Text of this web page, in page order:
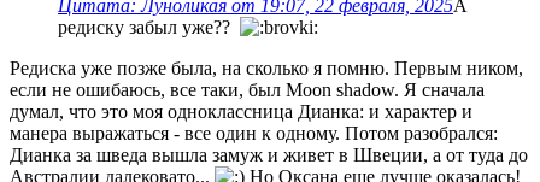
Цитата: Луноликая от 19:07, 22 февраля, 2025А
редиску забыл уже??
Редиска уже позже была, на сколько я помню. Первым ником,
если не ошибаюсь, все таки, был Moon shadow. Я сначала
думал, что это моя одноклассница Дианка: и характер и
манера выражаться - все один к одному. Потом разобрался:
Дианка за шведа вышла замуж и живет в Швеции, а от туда до
Австралии далековато...
Но Оксана еще лучше оказалась!